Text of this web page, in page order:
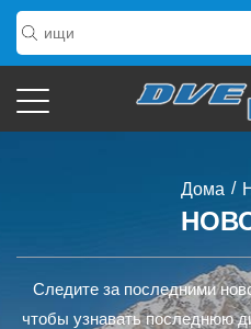
Дома /
Следите за последними
чтобы узнавать последнюю